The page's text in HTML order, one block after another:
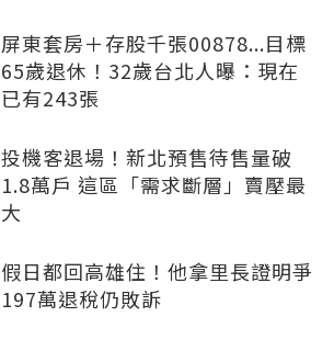
屏東套房＋存股千張00878...目標
65歲退休！32歲台北人曝：現在
已有243張
投機客退場！新北預售待售量破
1.8萬戶 這區「需求斷層」賣壓最
大
假日都回高雄住！他拿里長證明爭
197萬退稅仍敗訴